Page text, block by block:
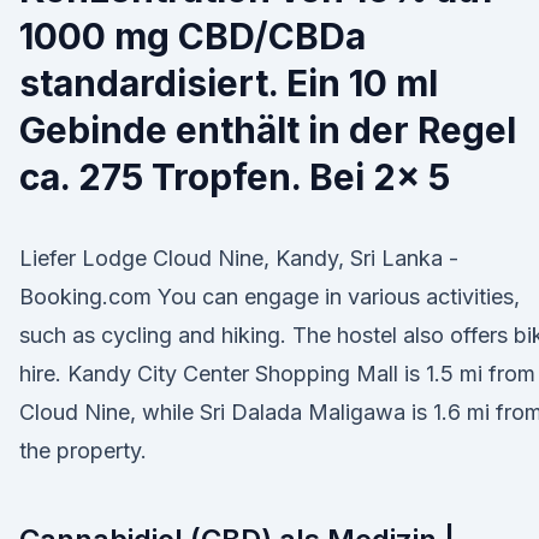
1000 mg CBD/CBDa
standardisiert. Ein 10 ml
Gebinde enthält in der Regel
ca. 275 Tropfen. Bei 2x 5
Lie­fe­r Lodge Cloud Nine, Kandy, Sri Lanka -
Booking.com You can engage in various activities,
such as cycling and hiking. The hostel also offers
hire. Kandy City Center Shopping Mall is 1.5 mi from
Cloud Nine, while Sri Dalada Maligawa is 1.6 mi
the property.